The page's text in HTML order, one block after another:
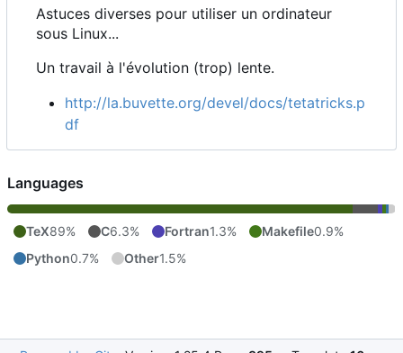
Astuces diverses pour utiliser un ordinateur
sous Linux...
Un travail à l'évolution (trop) lente.
http://la.buvette.org/devel/docs/tetatricks.p
df
Languages
TeX89% C6.3% Fortran1.3% Makefile0.9%
Python0.7% Other1.5%